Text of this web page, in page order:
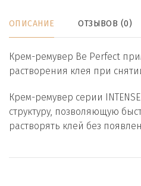
ОПИСАНИЕ ОТЗЫВОВ (0)
Крем-ремувер Be Perfect
растворения клея при
Крем-ремувер серии
структуру, позволяющую
растворять клей без